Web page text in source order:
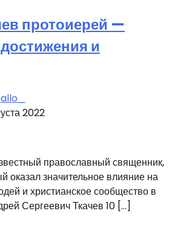
протоиерей —
и
2022
православный священник,
оказал значительное влияние на
и христианское сообщество в
Сергеевич Ткачев 10 […]